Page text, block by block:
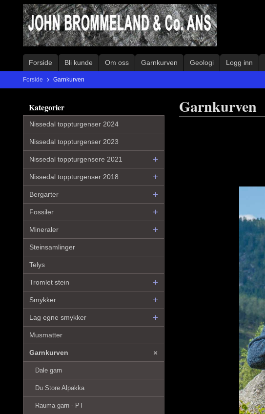
innholdet
Forside Bli kunde Om oss Garnkurven Geologi Logg inn
Forside Garnkurven
Kategorier
Nissedal toppturgenser 2024
Nissedal toppturgenser 2023
Nissedal toppturgensere 2021
Nissedal toppturgenser 2018
Bergarter
Fossiler
Mineraler
Steinsamlinger
Telys
Tromlet stein
Smykker
Lag egne smykker
Musmatter
Garnkurven
Dale garn
Du Store Alpakka
Rauma garn - PT
Garnkurven